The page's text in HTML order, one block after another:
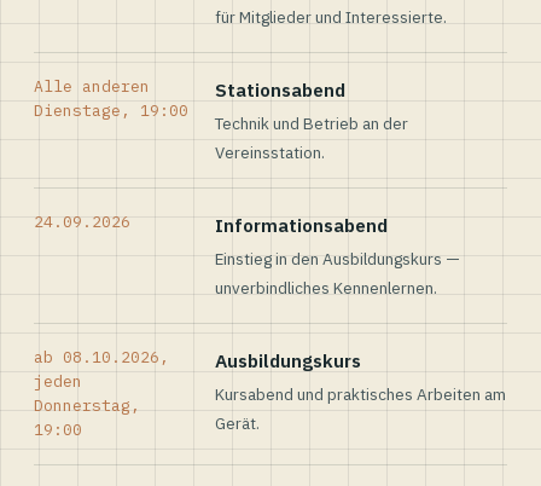
für Mitglieder und Interessierte.
Alle anderen
Dienstage, 19:00
Stationsabend
Technik und Betrieb an der
Vereinsstation.
24.09.2026 Informationsabend
Einstieg in den Ausbildungskurs —
unverbindliches Kennenlernen.
ab 08.10.2026,
jeden
Donnerstag,
19:00
Ausbildungskurs
Kursabend und praktisches Arbeiten am
Gerät.